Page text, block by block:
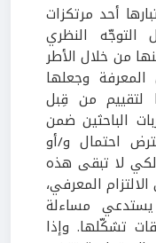
أحد مرتكزات
التوجّه النظري
من خلال الأطر
وجعلها
لتقييم من قِبل
الباحثين ضمن
احتمال و/أو
لا تبقى هذه
المعرفي،
مساءلة
تشكّلها. وإذا